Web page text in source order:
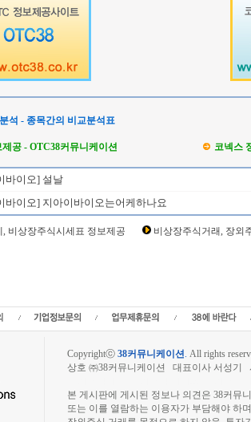
석 - 종목간의 비교분석표
공 - OTC38커뮤니케이션 코넥스
바이오] 설날
바이오] 지아이바이오는어케하나요
, 비상장주식시세표 정보제공
비상장주식거래, 장외
Copyrightⓒ 38커뮤니케이션. All rights
상호 ㈜38커뮤니케이션 대표이사 서성기
본 게시판에 게시된 정보나 의견은 38커뮤
또는 이를 열람하는 이용자가 부담해야 하